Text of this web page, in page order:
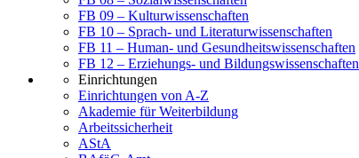
FB 09 – Kulturwissenschaften
FB 10 – Sprach- und Literaturwissenschaften
FB 11 – Human- und Gesundheitswissenschaften
FB 12 – Erziehungs- und Bildungswissenschaften
Einrichtungen
Einrichtungen von A-Z
Akademie für Weiterbildung
Arbeitssicherheit
AStA